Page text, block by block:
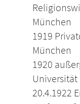
München
1919
München
1920
Universität
20.4.1922